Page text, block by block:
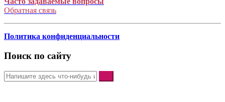
Обратная связь
Политика конфиденциальности
Поиск по сайту